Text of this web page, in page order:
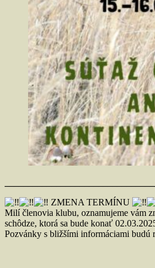
ZMENA TERMÍNU
Milí členovia klubu, oznamujeme vám
schôdze, ktorá sa bude konať
Pozvánky s bližšími informáciami budú